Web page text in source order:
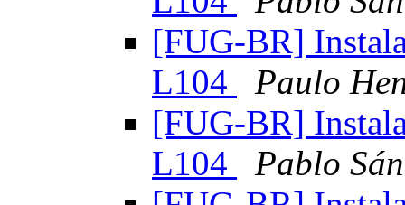
[FUG-BR]
L104
Paulo
[FUG-BR]
L104
Pablo